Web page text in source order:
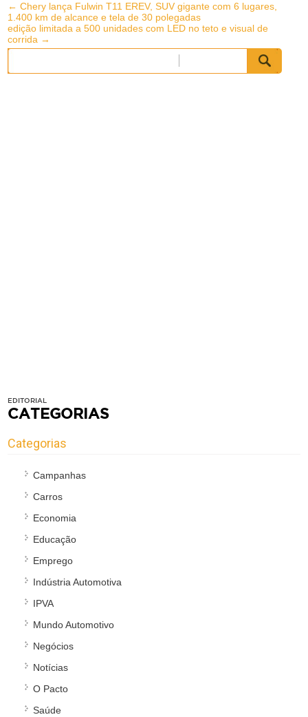
Post
navigation
← Chery lança Fulwin T11 EREV, SUV gigante com 6 lugares,
1.400 km de alcance e tela de 30 polegadas
edição limitada a 500 unidades com LED no teto e visual de
corrida →
Pesquisar
por:
EDITORIAL
CATEGORIAS
Categorias
Campanhas
Carros
Economia
Educação
Emprego
Indústria Automotiva
IPVA
Mundo Automotivo
Negócios
Notícias
O Pacto
Saúde